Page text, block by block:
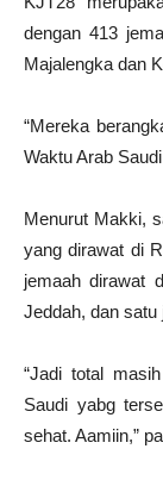
dengan 413
Majalengka dan
“Mereka
Waktu Arab
Menurut Makki,
yang dirawat di
jemaah dirawat
Jeddah, dan satu
“Jadi total
Saudi yabg
sehat. Aamiin,”